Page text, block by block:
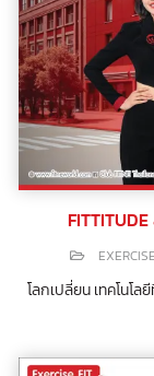
โลกเปลี่ยน เทคโนโ